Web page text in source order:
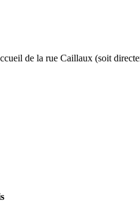
de la rue Caillaux (soit